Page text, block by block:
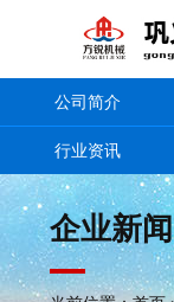
公司简介
行业资讯
企业新闻